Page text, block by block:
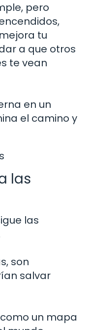
pero
tu
a que otros
te vean
en un
el camino y
las
las
son
salvar
un mapa